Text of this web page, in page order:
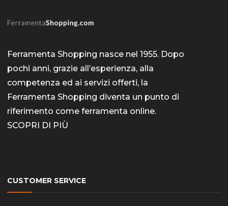
Ferramenta Shopping nasce nel 1955. Dopo
pochi anni, grazie all’esperienza, alla
competenza ed ai servizi offerti, la
Ferramenta Shopping diventa un punto di
riferimento come ferramenta online.
SCOPRI DI PIÙ
CUSTOMER SERVICE